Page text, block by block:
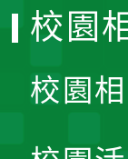
校園
校園